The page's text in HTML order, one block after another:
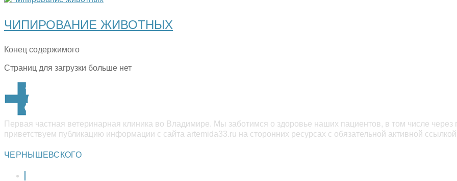
ЧИПИРОВАНИЕ ЖИВОТНЫХ
Конец содержимого
Страниц для загрузки больше нет
Первая частная ветеринарная клиника во Владимире. Мы заботимся о здоровье наших пациентов, в том числе
приветствуем публикацию информации с сайта artemida33.ru на сторонних ресурсах с обязательной активной
ЧЕРНЫШЕВСКОГО